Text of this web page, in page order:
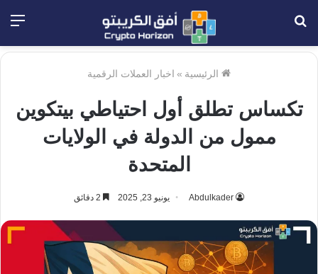
الرئيسية » اخبار العملات الرقمية
تكساس تطلق أول احتياطي بيتكوين
ممول من الدولة في الولايات
المتحدة
Abdulkader يونيو 23, 2025